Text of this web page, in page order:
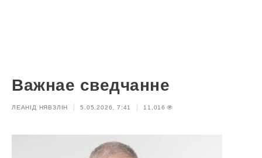
Важнае сведчанне
ЛЕАНІД НЯВЗЛІН 5.05.2026, 7:41 11,016